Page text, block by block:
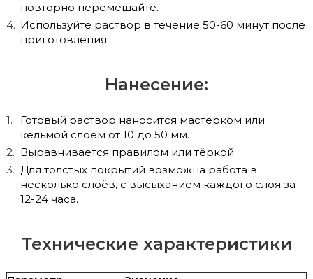
повторно перемешайте.
Используйте раствор в течение 50-60 минут после
приготовления.
Нанесение:
Готовый раствор наносится мастерком или
кельмой слоем от 10 до 50 мм.
Выравнивается правилом или тёркой.
Для толстых покрытий возможна работа в
несколько слоёв, с высыханием каждого слоя за
12-24 часа.
Технические характеристики